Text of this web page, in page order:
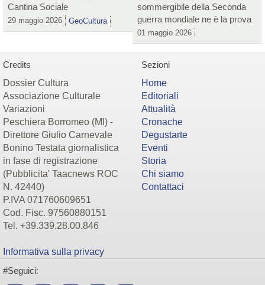
Cantina Sociale
29 maggio 2026 GeoCultura
sommergibile della Seconda
guerra mondiale ne è la prova
01 maggio 2026
Credits
Dossier Cultura
Associazione Culturale
Variazioni
Peschiera Borromeo (MI) -
Direttore Giulio Carnevale
Bonino Testata giornalistica
in fase di registrazione
(Pubblicita' Taacnews ROC
N. 42440)
P.IVA 071760609651
Cod. Fisc. 97560880151
Tel. +39.339.28.00.846
Informativa sulla privacy
Sezioni
Home
Editoriali
Attualità
Cronache
Degustarte
Eventi
Storia
Chi siamo
Contattaci
#Seguici: